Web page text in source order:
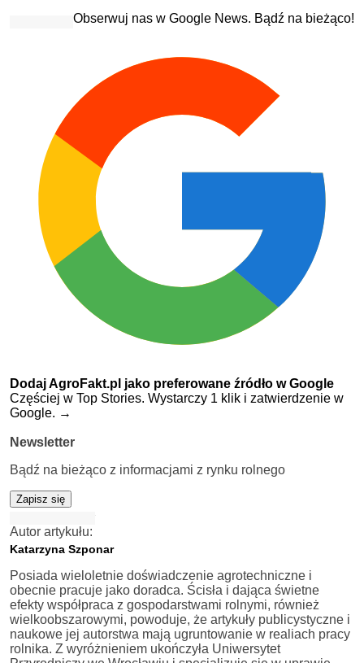
Obserwuj nas w Google News. Bądź na bieżąco!
Dodaj AgroFakt.pl jako preferowane źródło w Google
Częściej w Top Stories. Wystarczy 1 klik i zatwierdzenie w
Google. →
Newsletter
Bądź na bieżąco z informacjami z rynku rolnego
Zapisz się
Autor artykułu:
Katarzyna Szponar
Posiada wieloletnie doświadczenie agrotechniczne i
obecnie pracuje jako doradca. Ścisła i dająca świetne
efekty współpraca z gospodarstwami rolnymi, również
wielkoobszarowymi, powoduje, że artykuły publicystyczne i
naukowe jej autorstwa mają ugruntowanie w realiach pracy
rolnika. Z wyróżnieniem ukończyła Uniwersytet